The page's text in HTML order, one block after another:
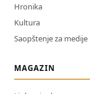
Hronika
Kultura
Saopštenje za medije
MAGAZIN